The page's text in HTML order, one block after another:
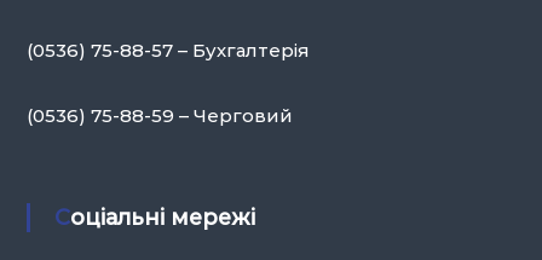
(0536) 75-88-57 – Бухгалтерія
(0536) 75-88-59 – Черговий
Соціальні мережі